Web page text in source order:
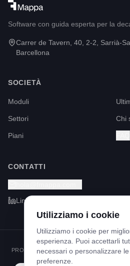
Software con guida esperta per la
Carrer de Tavern, 40, 2-2, Sarrià-
Barcellona
SOCIETÀ
Moduli
Settori
Piani
Chi
CONTATTI
LinkedIn
PROGRAMMA KIT DIGITAL FINANZIATO
ATTRAVERSO IL MECCANISMO DI
Utilizziamo i cookie
Utilizziamo i cookie per
esperienza. Puoi accettarli
necessari o personalizzare
preferenze.